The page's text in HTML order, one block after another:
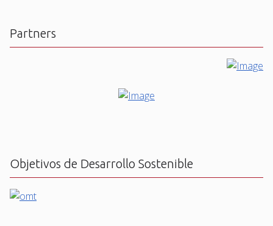
Partners
Objetivos de Desarrollo Sostenible